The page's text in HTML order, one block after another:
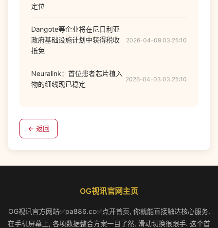
定位
Dangote等企业将在尼日利亚
政府基础设施计划中获得税收
抵免
2026-04-09 03:25:10
Neuralink：首位患者芯片植入
物的细线现已稳定
2026-04-03 03:25:10
← 返回
OG视讯官网主页
OG视讯官方网站✅pa886.cc✅点开首页, 你就能直接触达核心服务.
在手机屏幕上, 各项数据整合方案一目了然, 滑动切换很跟手. 这个首